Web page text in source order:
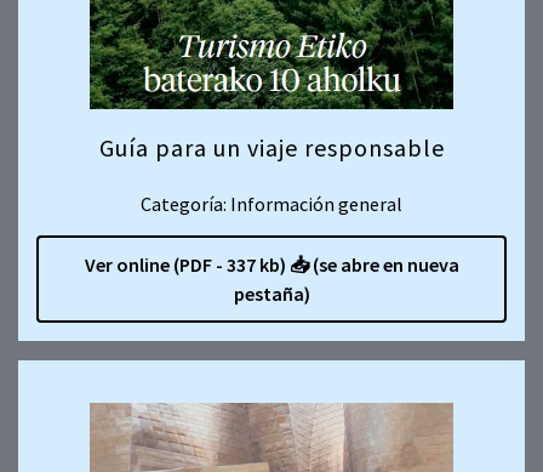
Guía para un viaje responsable
Categoría: Información general
Ver online (PDF - 337 kb) 📥 (se abre en nueva
pestaña)